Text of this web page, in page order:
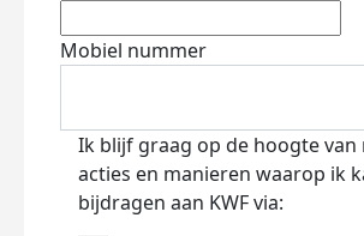
Mobiel nummer
Ik blijf graag op de hoogte van
acties en manieren waarop ik
bijdragen aan KWF via: